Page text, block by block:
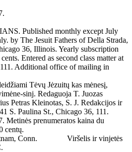
Published monthly except July
by The Jesuit Fathers of Della Strada,
36, Illinois. Yearly subscription
Entered as second class matter at
Additional office of mailing in
Tėvų Jėzuitų kas mėnesį,
sinj. Redaguoja T. Juozas
Petras Kleinotas, S. J. Redakcijos ir
S. Paulina St., Chicago 36, 111.
Metinės prenumeratos kaina du
centų.
Putnam, Conn. Viršelis ir vinjetės